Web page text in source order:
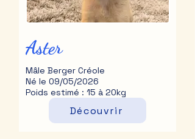
Aster
Mâle Berger Créole
Né le 09/05/2026
Poids estimé : 15 à 20kg
Découvrir